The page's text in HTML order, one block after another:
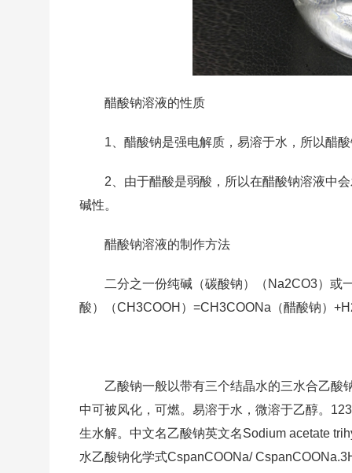
醋酸钠溶液的性质
1、醋酸钠是强电解质，易溶于水，所以醋
2、由于醋酸是弱酸，所以在醋酸钠溶液中
碱性。
醋酸钠溶液的制作方法
二分之一份纯碱（碳酸钠）（Na2CO3）或
酸）（CH3COOH）=CH3COONa（醋酸钠）
乙酸钠一般以带有三个结晶水的三水合乙酸
中可被风化，可燃。易溶于水，微溶于乙醇。
生水解。中文名乙酸钠英文名Sodium acetate
水乙酸钠化学式CspanCOONa/